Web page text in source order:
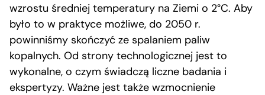
wzrostu średniej temperatury na Ziemi o 2°C. Aby
było to w praktyce możliwe, do 2050 r.
powinniśmy skończyć ze spalaniem paliw
kopalnych. Od strony technologicznej jest to
wykonalne, o czym świadczą liczne badania i
ekspertyzy. Ważne jest także wzmocnienie